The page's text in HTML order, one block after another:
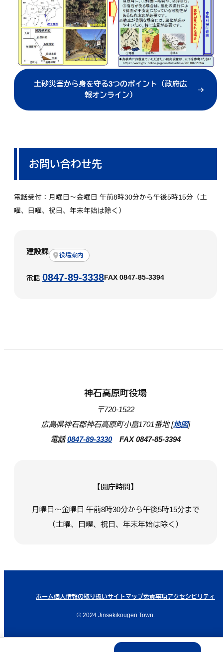
土砂災害から身を守る3つのポイント（政府広
報オンライン）
お問い合わせ先
電話受付：月曜日～金曜日 午前8時30分から午後5時15分（土
曜、日曜、祝日、年末年始は除く）
建設課 役場案内
電話 0847-89-3338 FAX 0847-85-3394
神石高原町役場
〒720-1522
広島県神石郡神石高原町小畠1701番地 [地図]
電話0847-89-3330FAX 0847-85-3394
【開庁時間】
月曜日～金曜日 午前8時30分から午後5時15分まで
（土曜、日曜、祝日、年末年始は除く）
ホーム個人情報の取り扱いサイトマップ免責事項アクセシビリティ
© 2024 Jinsekikougen Town.